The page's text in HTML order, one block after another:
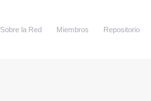
Sobre la Red Miembros Repositorio